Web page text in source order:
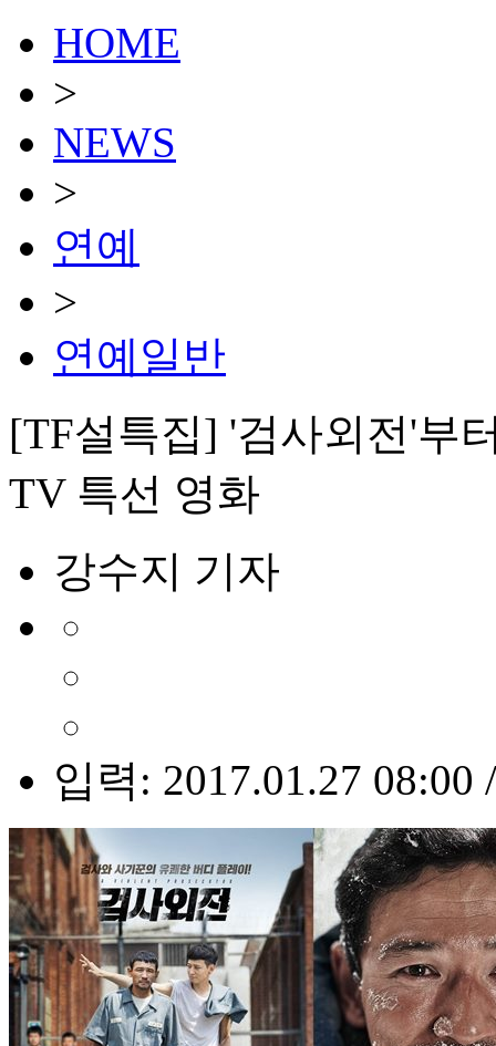
HOME
>
NEWS
>
연예
>
연예일반
[TF설특집] '검사외전'부
TV 특선 영화
강수지 기자
입력: 2017.01.27 08:00